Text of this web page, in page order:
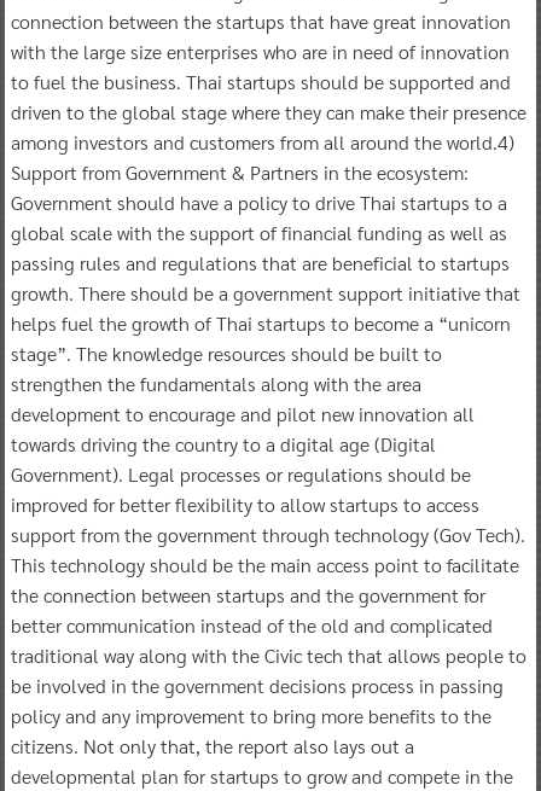
connection between the startups that have great innovation
with the large size enterprises who are in need of innovation
to fuel the business. Thai startups should be supported and
driven to the global stage where they can make their presence
among investors and customers from all around the world.4)
Support from Government & Partners in the ecosystem:
Government should have a policy to drive Thai startups to a
global scale with the support of financial funding as well as
passing rules and regulations that are beneficial to startups
growth. There should be a government support initiative that
helps fuel the growth of Thai startups to become a “unicorn
stage”. The knowledge resources should be built to
strengthen the fundamentals along with the area
development to encourage and pilot new innovation all
towards driving the country to a digital age (Digital
Government). Legal processes or regulations should be
improved for better flexibility to allow startups to access
support from the government through technology (Gov Tech).
This technology should be the main access point to facilitate
the connection between startups and the government for
better communication instead of the old and complicated
traditional way along with the Civic tech that allows people to
be involved in the government decisions process in passing
policy and any improvement to bring more benefits to the
citizens. Not only that, the report also lays out a
developmental plan for startups to grow and compete in the